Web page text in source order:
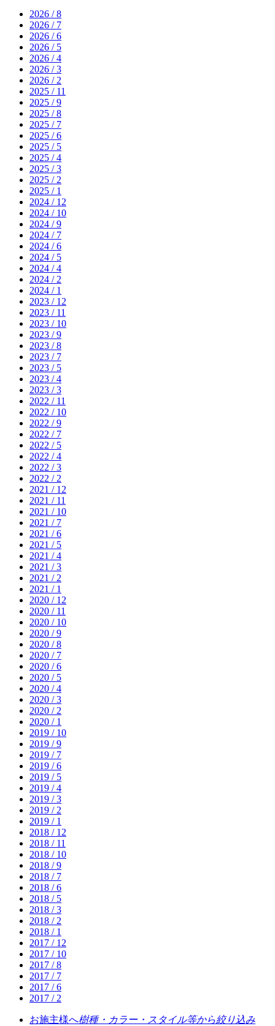
2026 / 8
2026 / 7
2026 / 6
2026 / 5
2026 / 4
2026 / 3
2026 / 2
2025 / 11
2025 / 9
2025 / 8
2025 / 7
2025 / 6
2025 / 5
2025 / 4
2025 / 3
2025 / 2
2025 / 1
2024 / 12
2024 / 10
2024 / 9
2024 / 7
2024 / 6
2024 / 5
2024 / 4
2024 / 2
2024 / 1
2023 / 12
2023 / 11
2023 / 10
2023 / 9
2023 / 8
2023 / 7
2023 / 5
2023 / 4
2023 / 3
2022 / 11
2022 / 10
2022 / 9
2022 / 7
2022 / 5
2022 / 4
2022 / 3
2022 / 2
2021 / 12
2021 / 11
2021 / 10
2021 / 7
2021 / 6
2021 / 5
2021 / 4
2021 / 3
2021 / 2
2021 / 1
2020 / 12
2020 / 11
2020 / 10
2020 / 9
2020 / 8
2020 / 7
2020 / 6
2020 / 5
2020 / 4
2020 / 3
2020 / 2
2020 / 1
2019 / 10
2019 / 9
2019 / 7
2019 / 6
2019 / 5
2019 / 4
2019 / 3
2019 / 2
2019 / 1
2018 / 12
2018 / 11
2018 / 10
2018 / 9
2018 / 7
2018 / 6
2018 / 5
2018 / 3
2018 / 2
2018 / 1
2017 / 12
2017 / 10
2017 / 8
2017 / 7
2017 / 6
2017 / 2
お施主様へ樹種・カラー・スタイル等から絞り込み